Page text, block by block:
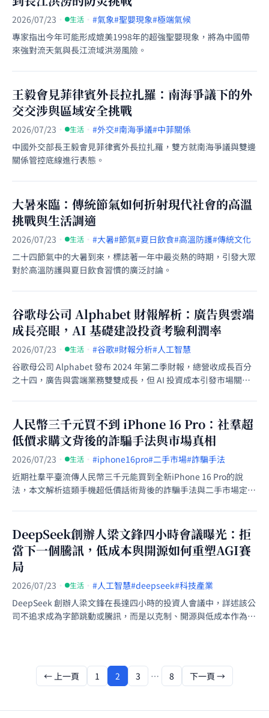
2026/07/23 · 生活 · #氣象#聖嬰現象#極端氣候
專家指出今年可能形成媲美1998年的超強聖嬰現象，將為中國帶
來強對流天氣與長江流域洪澇風險。
王毅會見菲律賓外長拉扎羅：南海爭議下的外
交交涉與區域安全挑戰
2026/07/23 · 生活 · #外交#南海爭議#中菲關係
中國外交部長王毅會見菲律賓外長拉扎羅，雙方就南海爭議與雙邊
關係管控底線進行表態。
大暑來臨：傳統節氣如何折射現代社會的高溫
挑戰與生活調適
2026/07/23 · 生活 · #大暑#節氣#夏日飲食#高溫防護#傳統文化
二十四節氣中的大暑到來，標誌著一年中最炎熱的時期，引發大眾
對於高溫防護與夏日飲食習慣的廣泛討論。
谷歌母公司 Alphabet 財報解析：廣告與雲端
成長亮眼，AI 基礎建設投資考驗利潤率
2026/07/23 · 生活 · #谷歌#財報分析#人工智慧
谷歌母公司 Alphabet 發布 2024 年第二季財報，總營收成長百分
之十四，廣告與雲端業務雙雙成長，但 AI 投資成本引發市場關
人民幣三千元買不到 iPhone 16 Pro：社羣超
低價求購文背後的詐騙手法與市場真相
2026/07/23 · 生活 · #iphone16pro#二手市場#詐騙手法
近期社羣平臺流傳人民幣三千元能買到全新iPhone 16 Pro的說
法，本文解析這類手機超低價話術背後的詐騙手法與二手市場定價
DeepSeek創辦人梁文鋒四小時會議曝光：拒
當下一個騰訊，低成本與開源如何重塑AGI賽
局
2026/07/23 · 生活 · #人工智慧#deepseek#科技產業
DeepSeek 創辦人梁文鋒在長達四小時的投資人會議中，詳述該公
司不追求成為字節跳動或騰訊，而是以克制、開源與低成本作為實
← 上一頁 1 2 3 … 8 下一頁 →